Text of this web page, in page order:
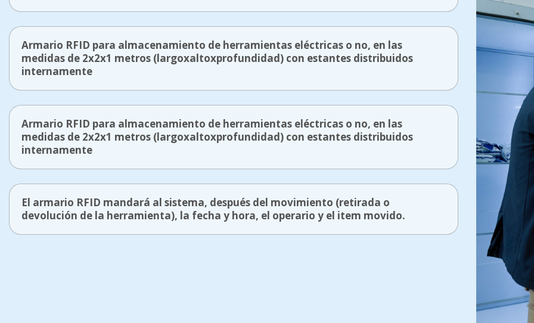
Armario RFID para almacenamiento de herramientas eléctricas o no, en las
medidas de 2x2x1 metros (largoxaltoxprofundidad) con estantes distribuidos
internamente
Armario RFID para almacenamiento de herramientas eléctricas o no, en las
medidas de 2x2x1 metros (largoxaltoxprofundidad) con estantes distribuidos
internamente
El armario RFID mandará al sistema, después del movimiento (retirada o
devolución de la herramienta), la fecha y hora, el operario y el item movido.